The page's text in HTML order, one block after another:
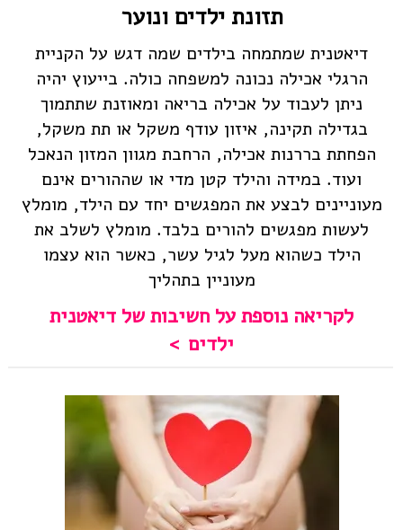
תזונת ילדים ונוער
דיאטנית שמתמחה בילדים שמה דגש על הקניית
הרגלי אכילה נכונה למשפחה כולה. בייעוץ יהיה
ניתן לעבוד על אכילה בריאה ומאוזנת שתתמוך
בגדילה תקינה, איזון עודף משקל או תת משקל,
הפחתת בררנות אכילה, הרחבת מגוון המזון הנאכל
ועוד. במידה והילד קטן מדי או שההורים אינם
מעוניינים לבצע את המפגשים יחד עם הילד, מומלץ
לעשות מפגשים להורים בלבד. מומלץ לשלב את
הילד כשהוא מעל לגיל עשר, כאשר הוא עצמו
מעוניין בתהליך
לקריאה נוספת על חשיבות של דיאטנית
ילדים